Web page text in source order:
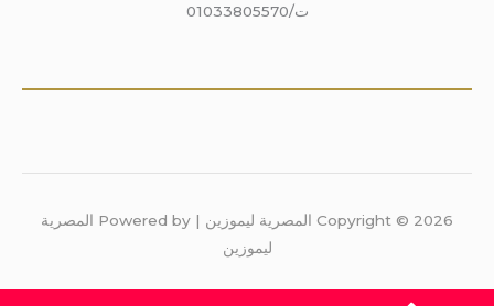
ت/01033805570
Copyright © 2026 المصرية ليموزين | Powered by المصرية
ليموزين